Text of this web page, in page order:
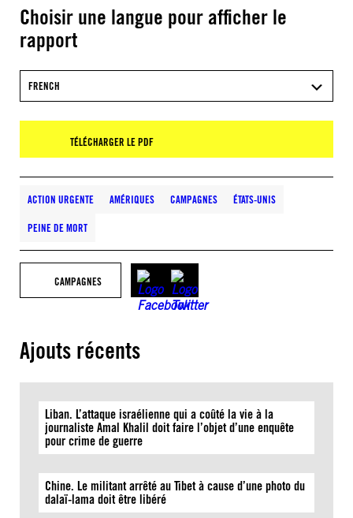
Choisir une langue pour afficher le
rapport
FRENCH
TÉLÉCHARGER LE PDF
ACTION URGENTE AMÉRIQUES CAMPAGNES ÉTATS-UNIS
PEINE DE MORT
CAMPAGNES
Ajouts récents
Liban. L’attaque israélienne qui a coûté la vie à la
journaliste Amal Khalil doit faire l’objet d’une enquête
pour crime de guerre
Chine. Le militant arrêté au Tibet à cause d’une photo du
dalaï-lama doit être libéré